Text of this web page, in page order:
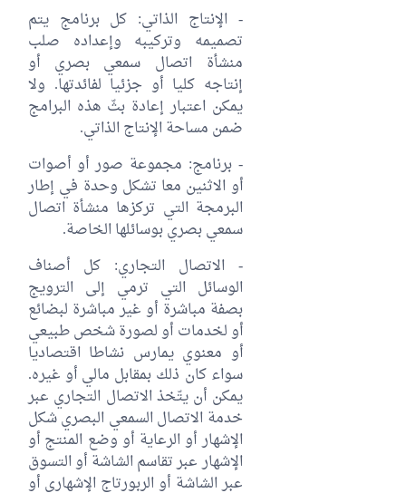
- الإنتاج الذاتي: كل برنامج يتم
تصميمه وتركيبه وإعداده صلب
منشأة اتصال سمعي بصري أو
إنتاجه كليا أو جزئيا لفائدتها. ولا
يمكن اعتبار إعادة بثّ هذه البرامج
ضمن مساحة الإنتاج الذاتي.
- برنامج: مجموعة صور أو أصوات
أو الاثنين معا تشكل وحدة في إطار
البرمجة التي تركزها منشأة اتصال
سمعي بصري بوسائلها الخاصة.
- الاتصال التجاري: كل أصناف
الوسائل التي ترمي إلى الترويج
بصفة مباشرة أو غير مباشرة لبضائع
أو لخدمات أو لصورة شخص طبيعي
أو معنوي يمارس نشاطا اقتصاديا
سواء كان ذلك بمقابل مالي أو غيره.
يمكن أن يتّخذ الاتصال التجاري عبر
خدمة الاتصال السمعي البصري شكل
الإشهار أو الرعاية أو وضع المنتج أو
الإشهار عبر تقاسم الشاشة أو التسوق
عبر الشاشة أو الربورتاج الإشهاري أو